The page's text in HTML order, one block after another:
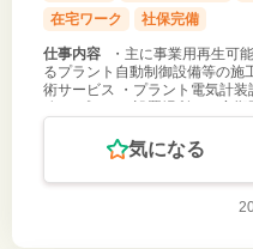
在宅ワーク
社保完備
仕事内容
・主に事業用再生可
るプラント自動制御設備等の施
術サービス ・プラント電気計
気になる